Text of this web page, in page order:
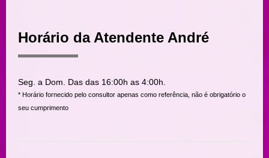
Horário da Atendente André
Seg. a Dom. Das das 16:00h as 4:00h.
* Horário fornecido pelo consultor apenas como referência, não é obrigatório o
seu cumprimento